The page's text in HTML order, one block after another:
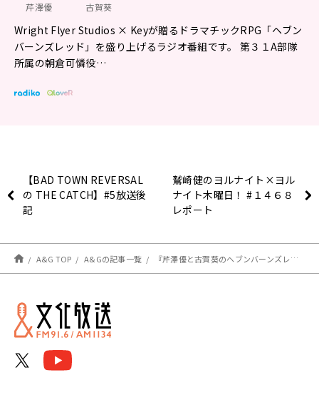
芹澤優 古賀葵
Wright Flyer Studios × Keyが贈るドラマチックRPG「ヘブン
バーンズレッド」を盛り上げるラジオ番組です。 第３１A部隊
所属の朝倉可憐役…
【BAD TOWN REVERSAL
の THE CATCH】#5放送後
記
鷲崎健のヨルナイト×ヨル
ナイト木曜日！ #１４６８
レポート
A&G TOP A&Gの記事一覧 『芹澤優と古賀葵のヘブンバーンズレディオ』 放送開始1周年記念！ 番組初の公開録音が決定 抽選で120名のリスナーを無料招待！